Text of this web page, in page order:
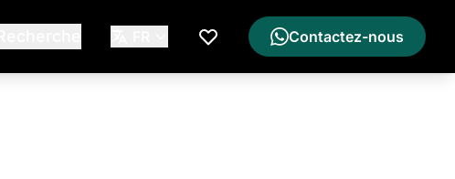
Ma Liste de Souhaits
Contactez-nous